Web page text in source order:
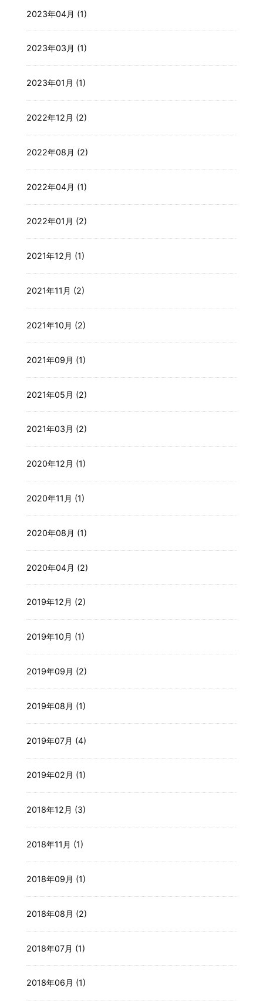
2023年04月 (1)
2023年03月 (1)
2023年01月 (1)
2022年12月 (2)
2022年08月 (2)
2022年04月 (1)
2022年01月 (2)
2021年12月 (1)
2021年11月 (2)
2021年10月 (2)
2021年09月 (1)
2021年05月 (2)
2021年03月 (2)
2020年12月 (1)
2020年11月 (1)
2020年08月 (1)
2020年04月 (2)
2019年12月 (2)
2019年10月 (1)
2019年09月 (2)
2019年08月 (1)
2019年07月 (4)
2019年02月 (1)
2018年12月 (3)
2018年11月 (1)
2018年09月 (1)
2018年08月 (2)
2018年07月 (1)
2018年06月 (1)